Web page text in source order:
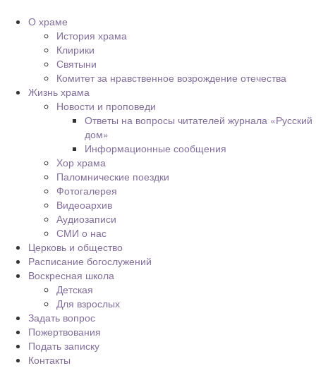
О храме
История храма
Клирики
Святыни
Комитет за нравственное возрождение отечества
Жизнь храма
Новости и проповеди
Ответы на вопросы читателей журнала «Русский
дом»
Информационные сообщения
Хор храма
Паломнические поездки
Фотогалерея
Видеоархив
Аудиозаписи
СМИ о нас
Церковь и общество
Расписание богослужений
Воскресная школа
Детская
Для взрослых
Задать вопрос
Пожертвования
Подать записку
Контакты